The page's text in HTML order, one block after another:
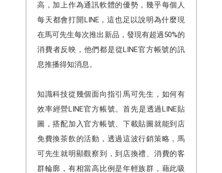
高，加上作為通訊軟體的優勢，幾乎每個人
每天都會打開LINE，這也足以說明為什麼現
在馬可先生每次推出新品，發現有超過50%的
消費者反映，他們都是從LINE官方帳號的訊
息推播得知消息。
知識科技從幾個面向指引馬可先生，如何有
效率經營LINE官方帳號。首先是透過LINE貼
圖，搭配加入官方帳號、下載貼圖就能到店
免費換茶飲的活動，透過這波行銷策略，馬
可先生就明顯觀察到，到店換禮、消費的客
群輪廓，有相當高比例是年輕族群，藉此吸